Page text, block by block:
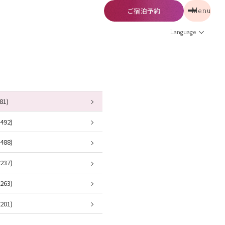
ご宿泊予約 Menu
Language